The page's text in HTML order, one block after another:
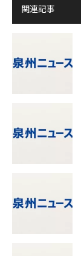
関連記事